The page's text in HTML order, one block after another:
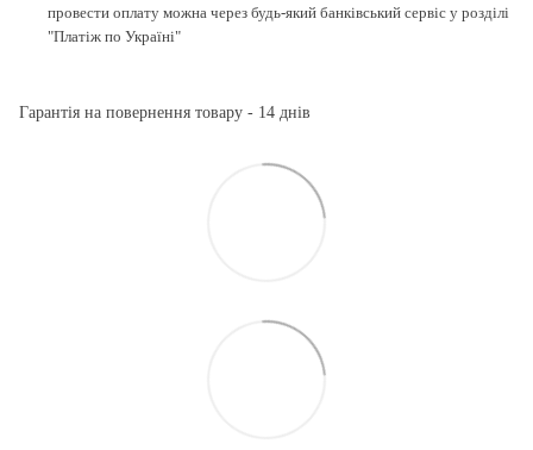
провести оплату можна через будь-який банківський сервіс у розділі
"Платіж по Україні"
Гарантія на повернення товару - 14 днів